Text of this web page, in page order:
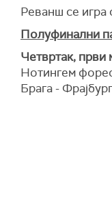
Реванш се игра
Полуфинални
Четвртак, први
Нотингем
Брага -